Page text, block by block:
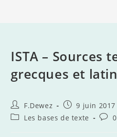
ISTA – Sources
grecques et
Auteur/autrice
de
la
F.Dewez
Publication
publiée :
9 juin 2017
PostLes bases de texte